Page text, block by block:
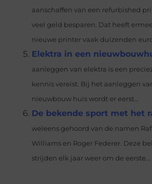
aanschaffen van een refurbished
veel geld besparen. Dat heeft
nieuwe printer vaak duizenden
Elektra in een
aanleggen van elektra is een
kennis vereist. Bij het aanleggen
nieuwbouw huis wordt er eerst...
De bekende sport met het
weleens gehoord van de namen
Williams en Roger Federer. Deze
strijden elk jaar weer om de eerste...